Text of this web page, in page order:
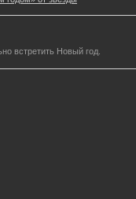
встретить Новый год.